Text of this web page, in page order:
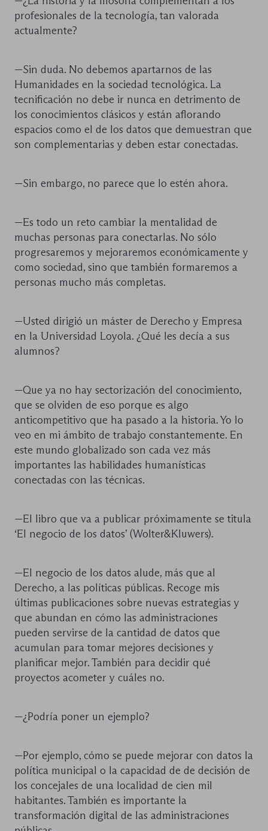
profesionales de la tecnología, tan valorada
actualmente?
—Sin duda. No debemos apartarnos de las
Humanidades en la sociedad tecnológica. La
tecnificación no debe ir nunca en detrimento de
los conocimientos clásicos y están aflorando
espacios como el de los datos que demuestran que
son complementarias y deben estar conectadas.
—Sin embargo, no parece que lo estén ahora.
—Es todo un reto cambiar la mentalidad de
muchas personas para conectarlas. No sólo
progresaremos y mejoraremos económicamente y
como sociedad, sino que también formaremos a
personas mucho más completas.
—Usted dirigió un máster de Derecho y Empresa
en la Universidad Loyola. ¿Qué les decía a sus
alumnos?
—Que ya no hay sectorización del conocimiento,
que se olviden de eso porque es algo
anticompetitivo que ha pasado a la historia. Yo lo
veo en mi ámbito de trabajo constantemente. En
este mundo globalizado son cada vez más
importantes las habilidades humanísticas
conectadas con las técnicas.
—El libro que va a publicar próximamente se titula
‘El negocio de los datos’ (Wolter&Kluwers).
—El negocio de los datos alude, más que al
Derecho, a las políticas públicas. Recoge mis
últimas publicaciones sobre nuevas estrategias y
que abundan en cómo las administraciones
pueden servirse de la cantidad de datos que
acumulan para tomar mejores decisiones y
planificar mejor. También para decidir qué
proyectos acometer y cuáles no.
—¿Podría poner un ejemplo?
—Por ejemplo, cómo se puede mejorar con datos la
política municipal o la capacidad de de decisión de
los concejales de una localidad de cien mil
habitantes. También es importante la
transformación digital de las administraciones